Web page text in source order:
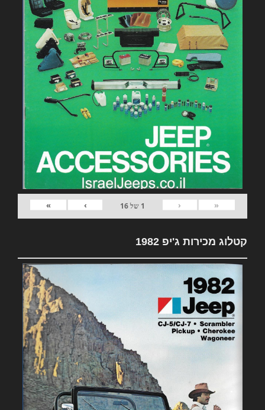
«
‹
1 של16
›
»
קטלוג מכירות ג'יפ 1982